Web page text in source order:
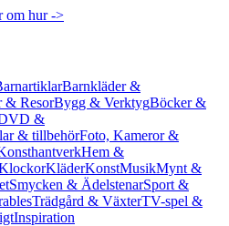
om hur ->
Barnkläder &
& ResorBygg & VerktygBöcker &
&
& tillbehörFoto, Kameror &
Hem &
KläderKonstMusikMynt &
Smycken & ÄdelstenarSport &
Trädgård & VäxterTV-spel &
Inspiration